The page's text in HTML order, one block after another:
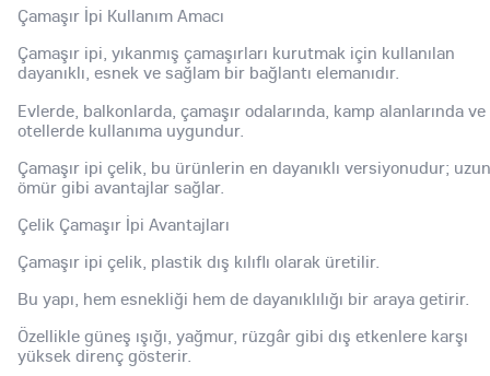
Çamaşır İpi Kullanım Amacı
Çamaşır ipi, yıkanmış çamaşırları kurutmak için kullanılan
dayanıklı, esnek ve sağlam bir bağlantı elemanıdır.
Evlerde, balkonlarda, çamaşır odalarında, kamp alanlarında ve
otellerde kullanıma uygundur.
Çamaşır ipi çelik, bu ürünlerin en dayanıklı versiyonudur; uzun
ömür gibi avantajlar sağlar.
Çelik Çamaşır İpi Avantajları
Çamaşır ipi çelik, plastik dış kılıflı olarak üretilir.
Bu yapı, hem esnekliği hem de dayanıklılığı bir araya getirir.
Özellikle güneş ışığı, yağmur, rüzgâr gibi dış etkenlere karşı
yüksek direnç gösterir.